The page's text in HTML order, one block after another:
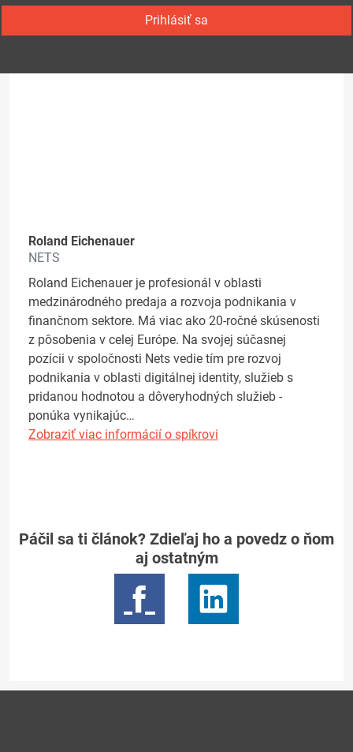
Prihlásiť sa
Roland Eichenauer
NETS
Roland Eichenauer je profesionál v oblasti
medzinárodného predaja a rozvoja podnikania v
finančnom sektore. Má viac ako 20-ročné skúsenosti
z pôsobenia v celej Európe. Na svojej súčasnej
pozícii v spoločnosti Nets vedie tím pre rozvoj
podnikania v oblasti digitálnej identity, služieb s
pridanou hodnotou a dôveryhodných služieb -
ponúka vynikajúc…
Zobraziť viac informácií o spíkrovi
Páčil sa ti článok? Zdieľaj ho a povedz o ňom
aj ostatným